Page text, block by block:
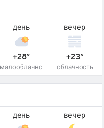
день
+28°
малооблачно
вечер
+23°
облачность
день вечер